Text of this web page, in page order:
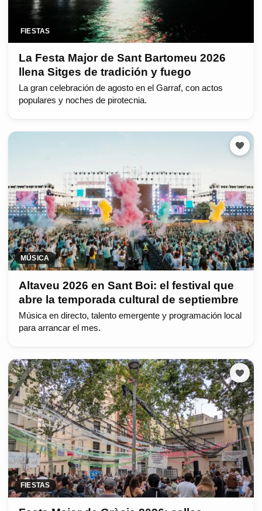
FIESTAS
La Festa Major de Sant Bartomeu 2026
llena Sitges de tradición y fuego
La gran celebración de agosto en el Garraf, con actos
populares y noches de pirotecnia.
MÚSICA
Altaveu 2026 en Sant Boi: el festival que
abre la temporada cultural de septiembre
Música en directo, talento emergente y programación local
para arrancar el mes.
FIESTAS